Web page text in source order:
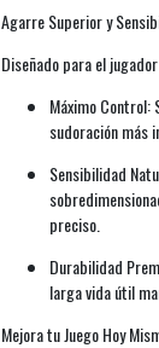
Agarre Superior y
Diseñado para el
Máximo Control:
sudoración más
Sensibilidad
preciso.
Durabilidad
larga vida útil
Mejora tu Juego Hoy